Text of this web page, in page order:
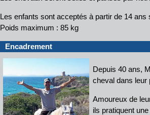
Les enfants sont acceptés à partir de 14
Poids maximum : 85 kg
Encadrement
Depuis 40 ans,
cheval dans leur
Amoureux de
ils pratiquent